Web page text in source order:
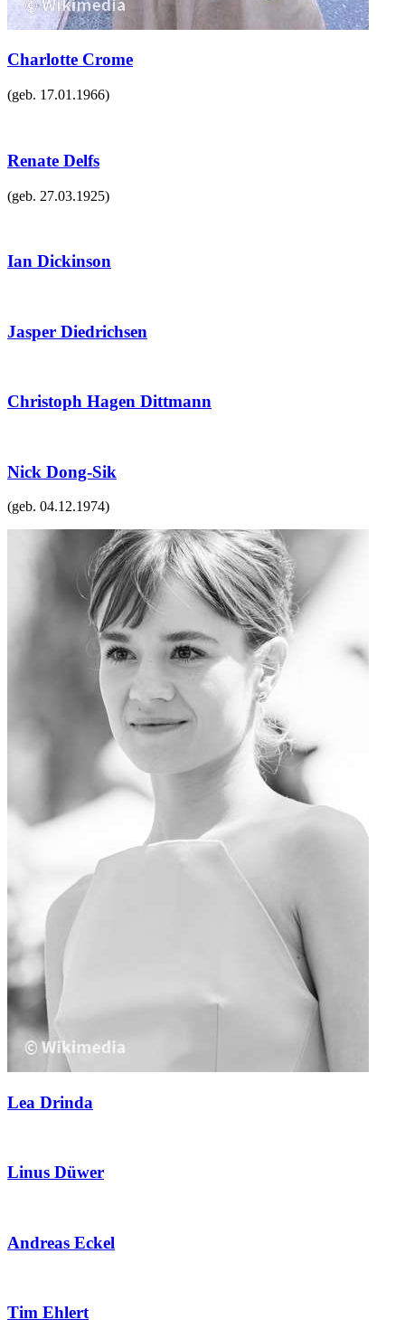
Charlotte Crome
(geb. 17.01.1966)
Renate Delfs
(geb. 27.03.1925)
Ian Dickinson
Jasper Diedrichsen
Christoph Hagen Dittmann
Nick Dong-Sik
(geb. 04.12.1974)
Lea Drinda
Linus Düwer
Andreas Eckel
Tim Ehlert